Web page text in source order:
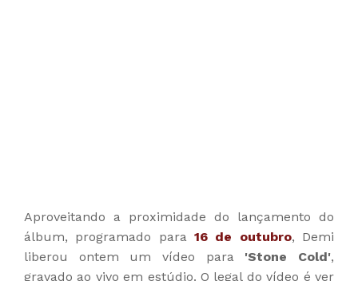
Aproveitando a proximidade do lançamento do
álbum, programado para 16 de outubro, Demi
liberou ontem um vídeo para 'Stone Cold',
gravado ao vivo em estúdio. O legal do vídeo é ver